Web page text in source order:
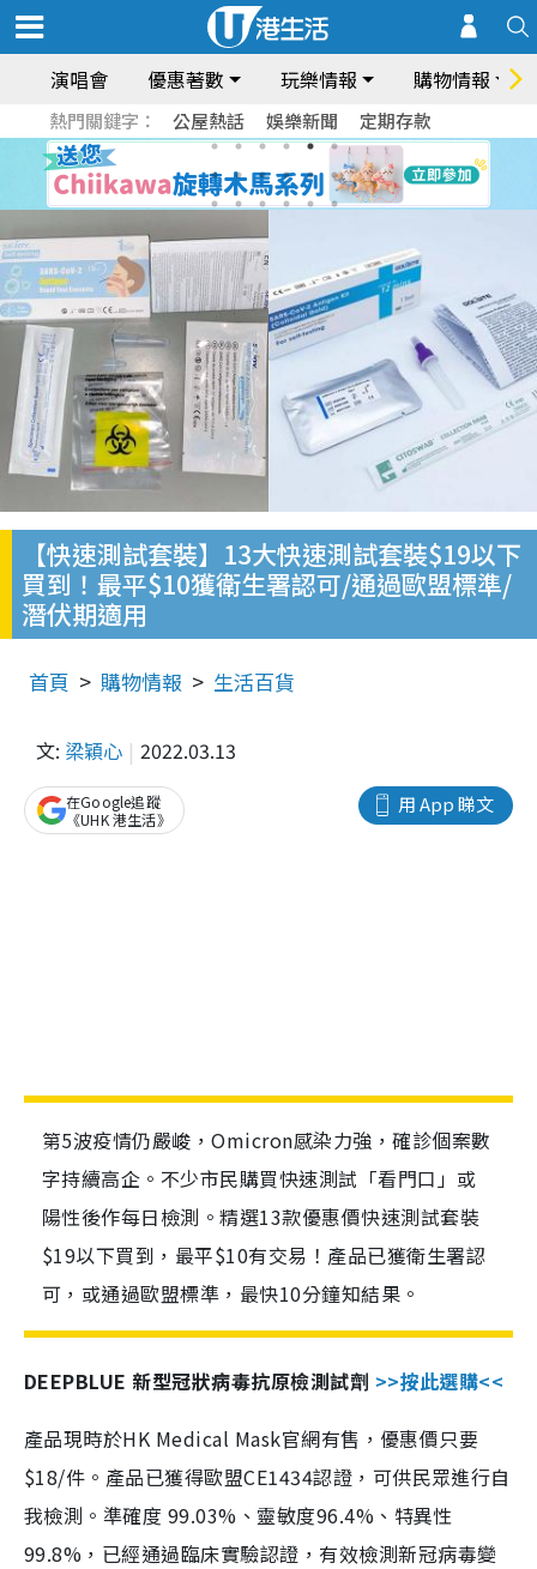
演唱會 優惠著數 玩樂情報 購物情報
熱門關鍵字： 公屋熱話 娛樂新聞 定期存款
【快速測試套裝】13大快速測試套裝$19以下
買到！最平$10獲衛生署認可/通過歐盟標準/
潛伏期適用
首頁 購物情報 生活百貨
文: 梁穎心 2022.03.13
用 App 睇文
在Google追蹤
《UHK 港生活》
第5波疫情仍嚴峻，Omicron感染力強，確診個案數
字持續高企。不少市民購買快速測試「看門口」或
陽性後作每日檢測。精選13款優惠價快速測試套裝
$19以下買到，最平$10有交易！產品已獲衛生署認
可，或通過歐盟標準，最快10分鐘知結果。
DEEPBLUE 新型冠狀病毒抗原檢測試劑 >>按此選購<<
產品現時於HK Medical Mask官網有售，優惠價只要
$18/件。產品已獲得歐盟CE1434認證，可供民眾進行自
我檢測。準確度 99.03%、靈敏度96.4%、特異性
99.8%，已經通過臨床實驗認證，有效檢測新冠病毒變